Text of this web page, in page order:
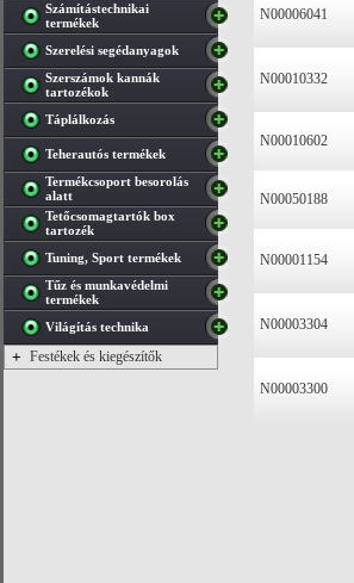
Számítástechnikai
termékek
Szerelési segédanyagok
Szerszámok kannák
tartozékok
Táplálkozás
Teherautós termékek
Termékcsoport besorolás
alatt
Tetőcsomagtartók box
tartozék
Tuning, Sport termékek
Tűz és munkavédelmi
termékek
Világítás technika
+ Festékek és kiegészítők
N00006041
N00010332
N00010602
N00050188
N00001154
N00003304
N00003300